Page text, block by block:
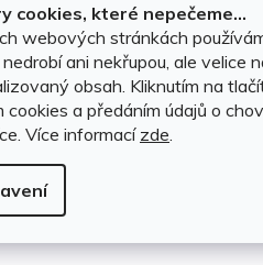
cookies, které nepečeme...
webových stránkách
ani nekřupou, ale velice
obsah. Kliknutím na
cookies a předáním údajů o
Více informací zde